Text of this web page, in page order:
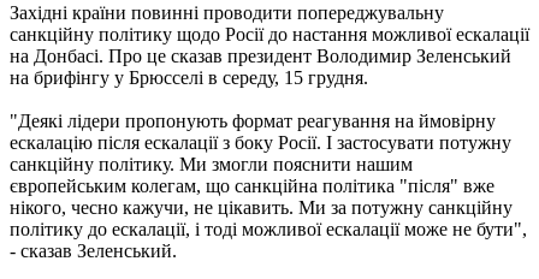
Західні країни повинні проводити попереджувальну
санкційну політику щодо Росії до настання можливої ​​ескалації
на Донбасі. Про це сказав президент Володимир Зеленський
на брифінгу у Брюсселі в середу, 15 грудня.
"Деякі лідери пропонують формат реагування на ймовірну
ескалацію після ескалації з боку Росії. І застосувати потужну
санкційну політику. Ми змогли пояснити нашим
європейським колегам, що санкційна політика "після" вже
нікого, чесно кажучи, не цікавить. Ми за потужну санкційну
політику до ескалації, і тоді можливої ​​ескалації може не бути",
- сказав Зеленський.